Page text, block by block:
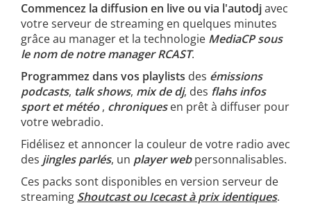
Commencez la diffusion en live ou via l'autodjavec
votre serveur de streaming en quelques minutes
grâce au manager et la technologie MediaCP sous
le nom de notre manager RCAST.
Programmez dans vos playlists des émissions
podcasts, talk shows, mix de dj, des flahs infos
sport et météo, chroniquesen prêt à diffuser pour
votre webradio.
Fidélisez et annoncer la couleur de votre radio avec
des jingles parlés, un player webpersonnalisables.
Ces packs sont disponibles en version serveur de
streaming Shoutcast ou Icecast à prix identiques.